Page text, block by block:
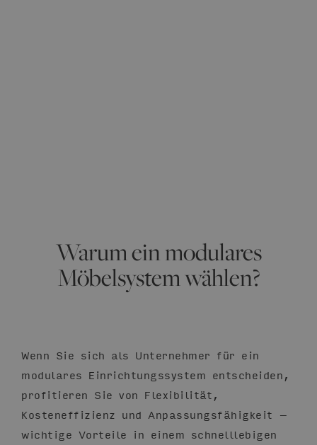
Warum ein modulares
Möbelsystem wählen?
Wenn Sie sich als Unternehmer für ein
modulares Einrichtungssystem entscheiden,
profitieren Sie von Flexibilität,
Kosteneffizienz und Anpassungsfähigkeit –
wichtige Vorteile in einem schnelllebigen